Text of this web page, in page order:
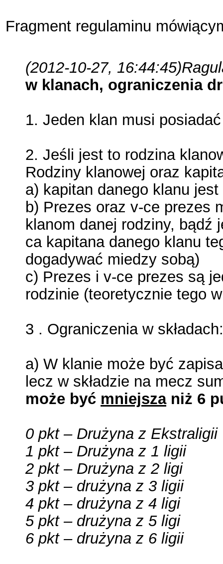
Fragment regulaminu
(2012-10-27, 16:44:45)
w klanach, ograniczenia
1. Jeden klan musi
2. Jeśli jest to rodzina
Rodziny klanowej oraz
a) kapitan danego klanu
b) Prezes oraz v-ce prezes
klanom danej rodziny, bądź
ca kapitana danego klanu
dogadywać miedzy sobą)
c) Prezes i v-ce prezes są
rodzinie (teoretycznie tego
3 . Ograniczenia w składach:
a) W klanie może być
lecz w składzie na mecz
może być mniejszaniż 6
0 pkt – Drużyna z Ekstraligii
1 pkt – Drużyna z 1 ligii
2 pkt – Drużyna z 2 ligi
3 pkt – drużyna z 3 ligii
4 pkt – drużyna z 4 ligi
5 pkt – drużyna z 5 ligi
6 pkt – drużyna z 6 ligii